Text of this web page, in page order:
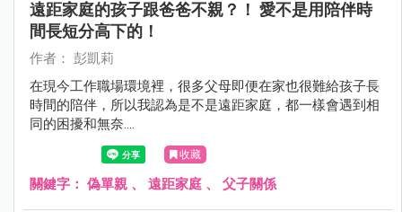
遠距家庭的孩子跟爸爸不親？！ 愛不是用陪伴時
間長短分高下的！
作者： 彭凱莉
在現今工作職場環境裡，很多父母即便在家也很難給孩子長
時間的陪伴，所以我認為是不是遠距家庭，都一樣會遇到相
同的困擾和無奈....
收藏
關鍵字： 偽單親 、 遠距家庭 、 父子關係